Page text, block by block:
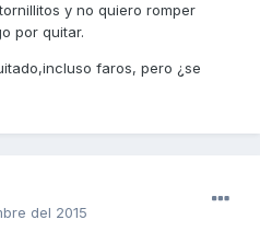
y no quiero romper
por quitar.
faros, pero ¿se
del 2015